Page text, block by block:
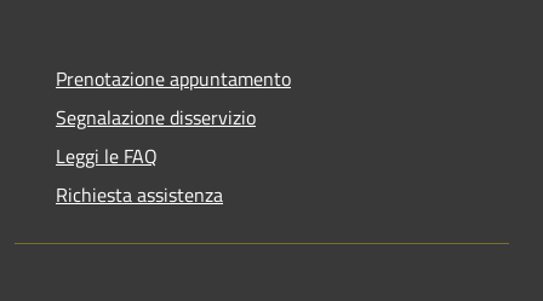
Prenotazione appuntamento
Segnalazione disservizio
Leggi le FAQ
Richiesta assistenza